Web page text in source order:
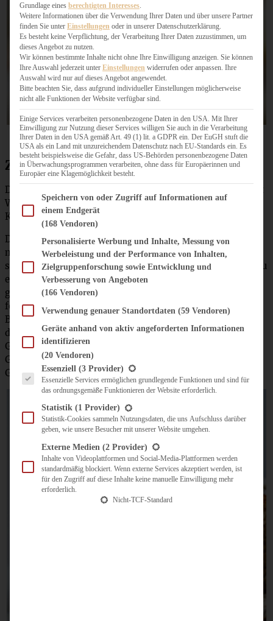
Zubereitung Lieblingsbrot mit Sauerteig
Den Backofen auf 250 Grad vorheizen und eine Schale mit
Wasser mit in den Ofen stellen (sorgt für eine knusprige
Kruste).
Das Mehl in eine Schüssel geben, eine Mulde in die Mitte
machen, Honig und Hefe hineingeben und für 15 Minuten
stehen lassen. Dann die restlichen Zutaten zufügen und zu
einem glatten Teig verkneten. Zugedeckt eine Stunde
gehen lassen. Den Teig nochmals durchkneten, rund
formen, mit Mehl bestreuen und auf ein bemehltes
Backblech legen. Nochmals für 15 Minuten gehen lassen,
dann in den Ofen schieben und für 15 Minuten bei 250
Grad backen, danach den Ofen herunterregeln auf 170
Grad und weitere 50 Minuten backen. Das Brot auf einem
Gitterrost auskühlen lassen.
Grundlage eines berechtigten Interesses
Weitere Informationen über die Verwendung Ihrer Daten und über unsere Partner
finden Sie unter Einstellungen oder in unserer Datenschutzerklärung.
Es besteht keine Verpflichtung, der Verarbeitung Ihrer Daten zuzustimmen, um
dieses Angebot zu nutzen.
Wir können bestimmte Inhalte nicht ohne Ihre Einwilligung anzeigen. Sie können
Ihre Auswahl jederzeit unter Einstellungen widerrufen oder anpassen. Ihre
Auswahl wird nur auf dieses Angebot angewendet.
Bitte beachten Sie, dass aufgrund individueller Einstellungen möglicherweise
nicht alle Funktionen der Website verfügbar sind.
Einige Services verarbeiten personenbezogene Daten in den USA. Mit Ihrer
Einwilligung zur Nutzung dieser Services willigen Sie auch in die Verarbeitung
Ihrer Daten in den USA gemäß Art. 49 (1) lit. a GDPR ein. Der EuGH stuft die
USA als ein Land mit unzureichendem Datenschutz nach EU-Standards ein. Es
besteht beispielsweise die Gefahr, dass US-Behörden personenbezogene Daten
in Überwachungsprogrammen verarbeiten, ohne dass für Europäerinnen und
Europäer eine Klagemöglichkeit besteht.
Im Folgenden finden Sie eine Liste der Zwecke des IAB Transparency and Consent
Speichern von oder Zugriff auf Informationen auf
einem Endgerät
(168 Vendoren)
Personalisierte Werbung und Inhalte, Messung von
Werbeleistung und der Performance von Inhalten,
Zielgruppenforschung sowie Entwicklung und
Verbesserung von Angeboten
(166 Vendoren)
Verwendung genauer Standortdaten (59 Vendoren)
Geräte anhand von aktiv angeforderten Informationen
identifizieren
(20 Vendoren)
Es folgt eine Liste der Service-Gruppen, für die eine Einwilligung erteilt werden
Essenziell (3 Provider)
Essenzielle Services ermöglichen grundlegende Funktionen und sind für
das ordnungsgemäße Funktionieren der Website erforderlich.
Statistik (1 Provider)
Statistik-Cookies sammeln Nutzungsdaten, die uns Aufschluss darüber
geben, wie unsere Besucher mit unserer Website umgehen.
Externe Medien (2 Provider)
Inhalte von Videoplattformen und Social-Media-Plattformen werden
standardmäßig blockiert. Wenn externe Services akzeptiert werden, ist
für den Zugriff auf diese Inhalte keine manuelle Einwilligung mehr
erforderlich.
Nicht-TCF-Standard